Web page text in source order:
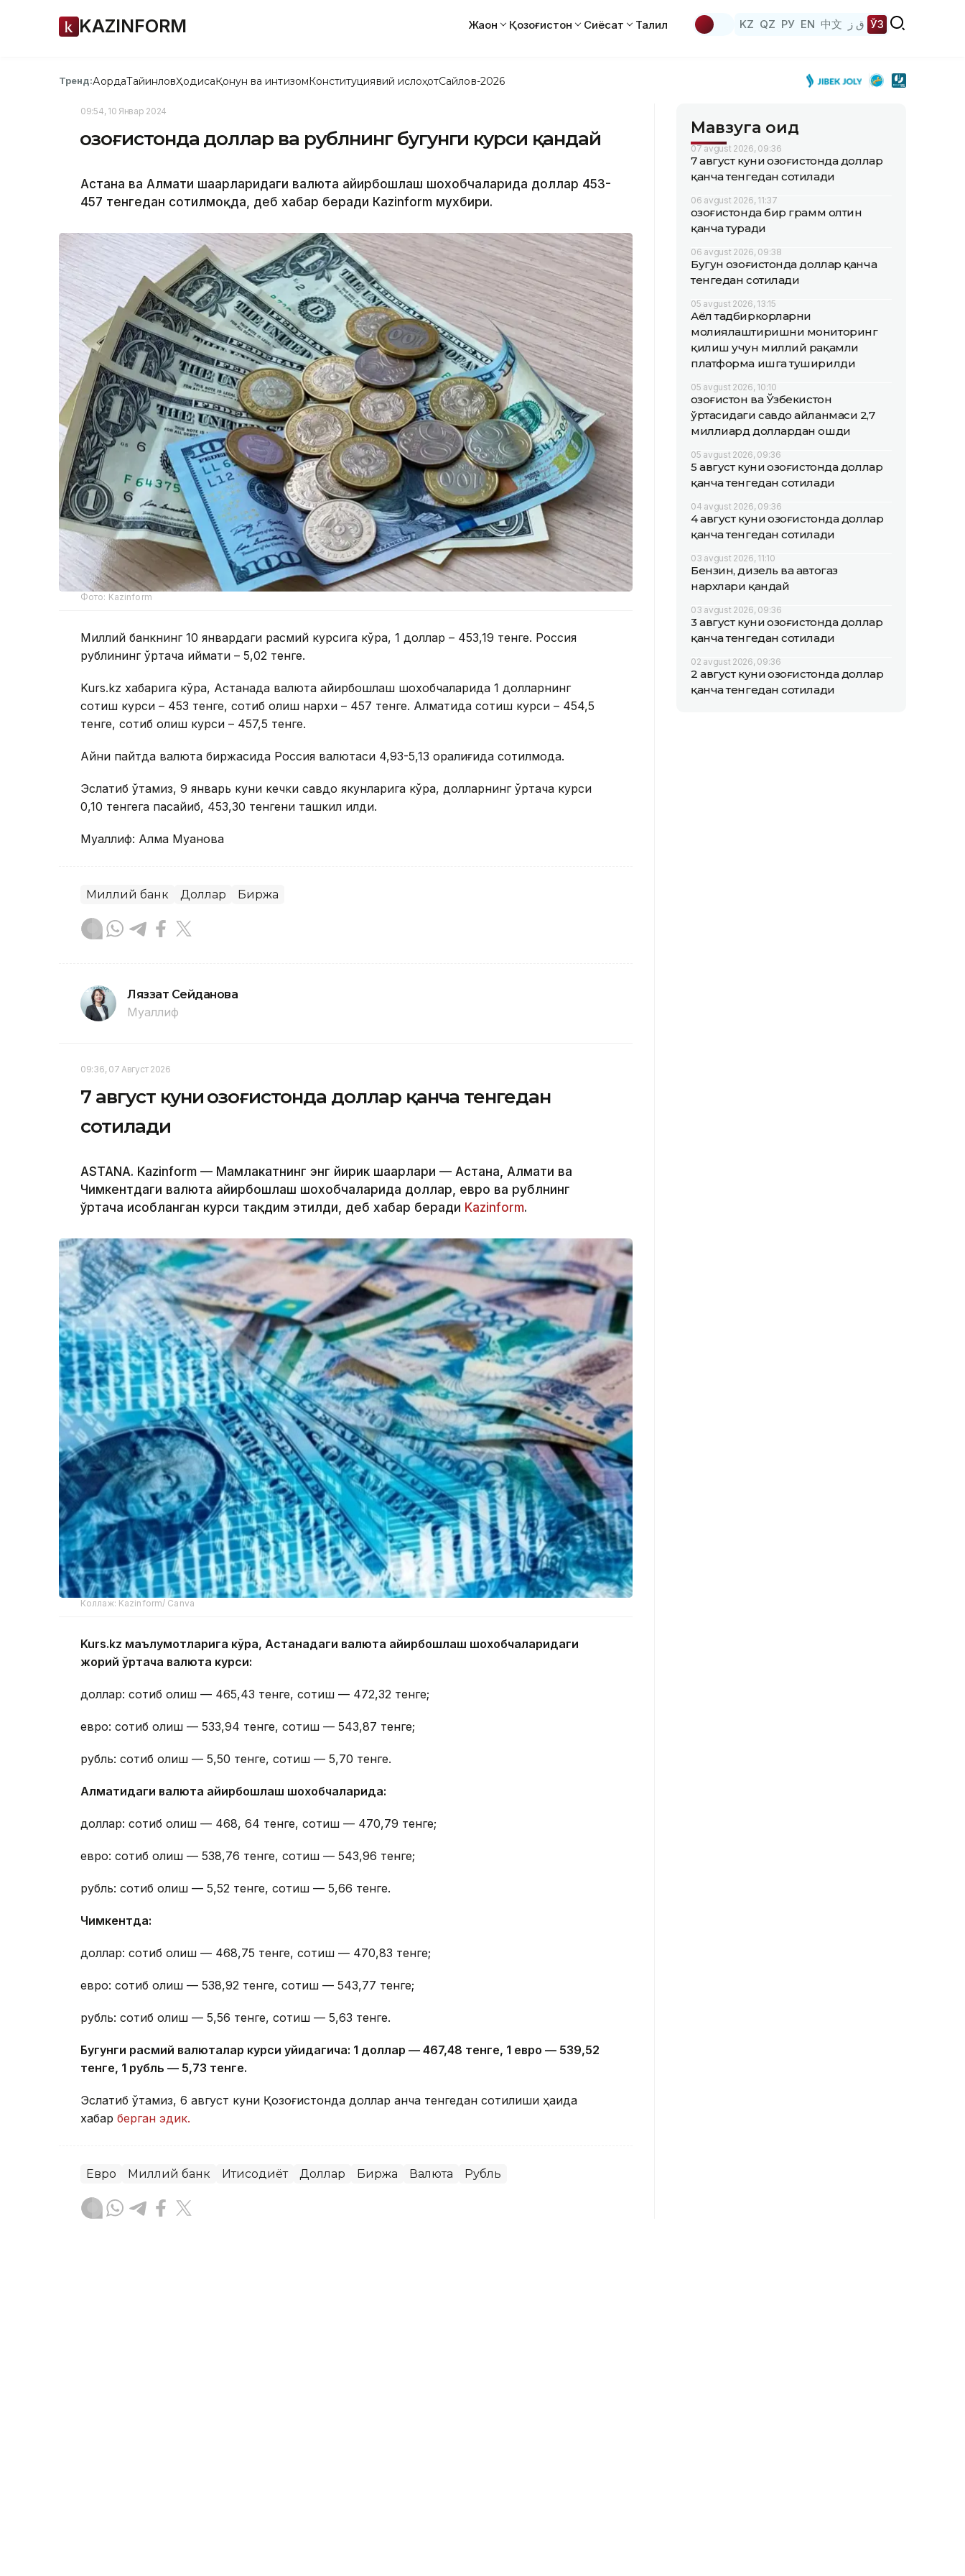
KAZINFORM Жаҳон Қозоғистон Сиёсат Таҳлил KZ QZ РУ EN 中文 ق ز ЎЗ
Тренд:АқордаТайинловҲодисаҚонун ва интизомКонституциявий ислоҳотСайлов-2026
09:54, 10 Январ 2024
Қозоғистонда доллар ва рублнинг бугунги курси қандай
Астана ва Алмати шаҳарларидаги валюта айирбошлаш шохобчаларида доллар 453-
457 тенгедан сотилмоқда, деб хабар беради Каzinform мухбири.
Фото: Kazinform
Миллий банкнинг 10 январдаги расмий курсига кўра, 1 доллар – 453,19 тенге. Россия
рублининг ўртача қиймати – 5,02 тенге.
Kurs.kz хабарига кўра, Астанада валюта айирбошлаш шохобчаларида 1 долларнинг
сотиш курси – 453 тенге, сотиб олиш нархи – 457 тенге. Алматида сотиш курси – 454,5
тенге, сотиб олиш курси – 457,5 тенге.
Айни пайтда валюта биржасида Россия валютаси 4,93-5,13 оралиғида сотилмоқда.
Эслатиб ўтамиз, 9 январь куни кечки савдо якунларига кўра, долларнинг ўртача курси
0,10 тенгега пасайиб, 453,30 тенгени ташкил қилди.
Муаллиф: Алма Муқанова
Миллий банк Доллар Биржа
Ляззат Сейданова
Муаллиф
09:36, 07 Август 2026
7 август куни Қозоғистонда доллар қанча тенгедан
сотилади
ASTANA. Kazinform — Мамлакатнинг энг йирик шаҳарлари — Астана, Алмати ва
Чимкентдаги валюта айирбошлаш шохобчаларида доллар, евро ва рублнинг
ўртача ҳисобланган курси тақдим этилди, деб хабар беради Kazinform.
Коллаж: Kazinform/ Canva
Kurs.kz маълумотларига кўра, Астанадаги валюта айирбошлаш шохобчаларидаги
жорий ўртача валюта курси:
доллар: сотиб олиш — 465,43 тенге, сотиш — 472,32 тенге;
евро: сотиб олиш — 533,94 тенге, сотиш — 543,87 тенге;
рубль: сотиб олиш — 5,50 тенге, сотиш — 5,70 тенге.
Алматидаги валюта айирбошлаш шохобчаларида:
доллар: сотиб олиш — 468, 64 тенге, сотиш — 470,79 тенге;
евро: сотиб олиш — 538,76 тенге, сотиш — 543,96 тенге;
рубль: сотиб олиш — 5,52 тенге, сотиш — 5,66 тенге.
Чимкентда:
доллар: сотиб олиш — 468,75 тенге, сотиш — 470,83 тенге;
евро: сотиб олиш — 538,92 тенге, сотиш — 543,77 тенге;
рубль: сотиб олиш — 5,56 тенге, сотиш — 5,63 тенге.
Бугунги расмий валюталар курси қуйидагича: 1 доллар — 467,48 тенге, 1 евро — 539,52
тенге, 1 рубль — 5,73 тенге.
Эслатиб ўтамиз, 6 август куни Қозоғистонда доллар қанча тенгедан сотилиши ҳақида
хабар берган эдик.
Евро Миллий банк Иқтисодиёт Доллар Биржа Валюта Рубль
Мавзуга оид
07 avgust 2026, 09:36
7 август куни Қозоғистонда доллар
қанча тенгедан сотилади
06 avgust 2026, 11:37
Қозоғистонда бир грамм олтин
қанча туради
06 avgust 2026, 09:38
Бугун Қозоғистонда доллар қанча
тенгедан сотилади
05 avgust 2026, 13:15
Аёл тадбиркорларни
молиялаштиришни мониторинг
қилиш учун миллий рақамли
платформа ишга туширилди
05 avgust 2026, 10:10
Қозоғистон ва Ўзбекистон
ўртасидаги савдо айланмаси 2,7
миллиард доллардан ошди
05 avgust 2026, 09:36
5 август куни Қозоғистонда доллар
қанча тенгедан сотилади
04 avgust 2026, 09:36
4 август куни Қозоғистонда доллар
қанча тенгедан сотилади
03 avgust 2026, 11:10
Бензин, дизель ва автогаз
нархлари қандай
03 avgust 2026, 09:36
3 август куни Қозоғистонда доллар
қанча тенгедан сотилади
02 avgust 2026, 09:36
2 август куни Қозоғистонда доллар
қанча тенгедан сотилади